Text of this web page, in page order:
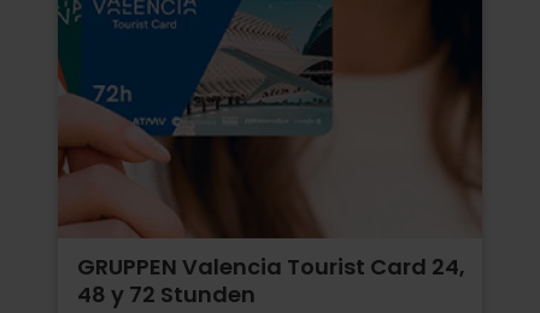
GRUPPEN Valencia Tourist Card 24,
48 y 72 Stunden